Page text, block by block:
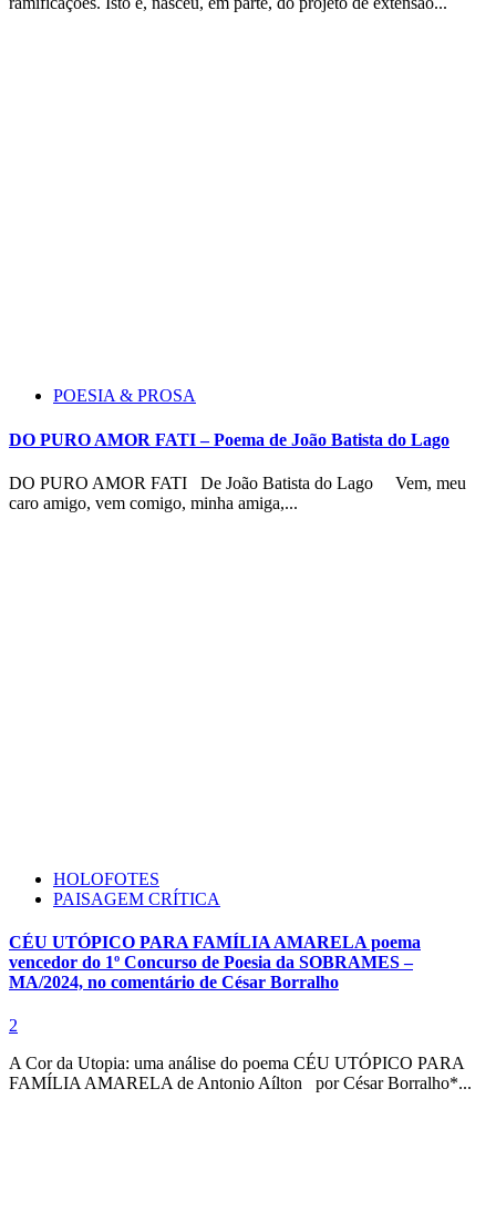
POESIA & PROSA
DO PURO AMOR FATI – Poema de João Batista do Lago
DO PURO AMOR FATI De João Batista do Lago Vem, meu
caro amigo, vem comigo, minha amiga,...
HOLOFOTES
PAISAGEM CRÍTICA
CÉU UTÓPICO PARA FAMÍLIA AMARELA poema
vencedor do 1º Concurso de Poesia da SOBRAMES –
MA/2024, no comentário de César Borralho
2
A Cor da Utopia: uma análise do poema CÉU UTÓPICO PARA
FAMÍLIA AMARELA de Antonio Aílton por César Borralho*...